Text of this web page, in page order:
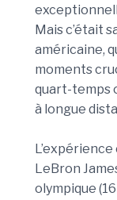
Mais c’était
américaine,
moments
quart-temps
à longue
LeBron
olympique